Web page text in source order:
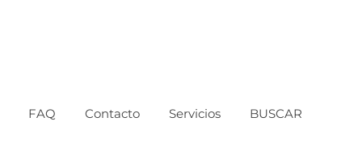
FAQ Contacto Servicios BUSCAR